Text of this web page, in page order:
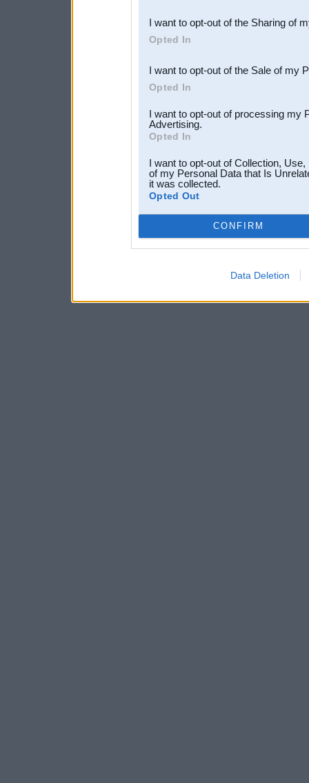
Downstream Participants
third parties.
I want to opt-out of the Sharing of
Opted In
I want to opt-out of the Sale of my
Opted In
I want to opt-out of processing my
Advertising.
Opted In
I want to opt-out of Collection,
of my Personal Data that Is
it was collected.
Opted Out
CONFIRM
Data Deletion